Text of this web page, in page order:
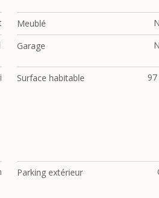
Meublé
Garage
Surface habitable
97
Parking extérieur